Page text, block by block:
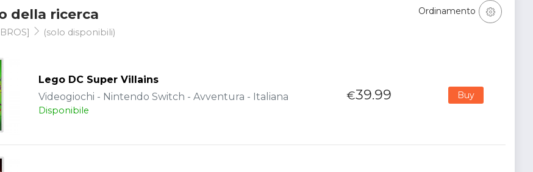
della ricerca
(solo disponibili)
Ordinamento
Lego DC Super Villains
Videogiochi - Nintendo Switch - Avventura - Italiana
Disponibile
€39.99 Buy